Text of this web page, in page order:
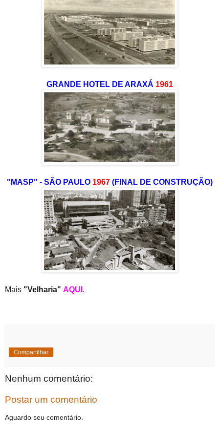
GRANDE HOTEL DE ARAXÁ 1961
"MASP" - SÃO PAULO 1967(FINAL DE CONSTRUÇÃO)
Mais "Velharia" AQUI .
Compartilhar
Nenhum comentário:
Postar um comentário
Aguardo seu comentário.